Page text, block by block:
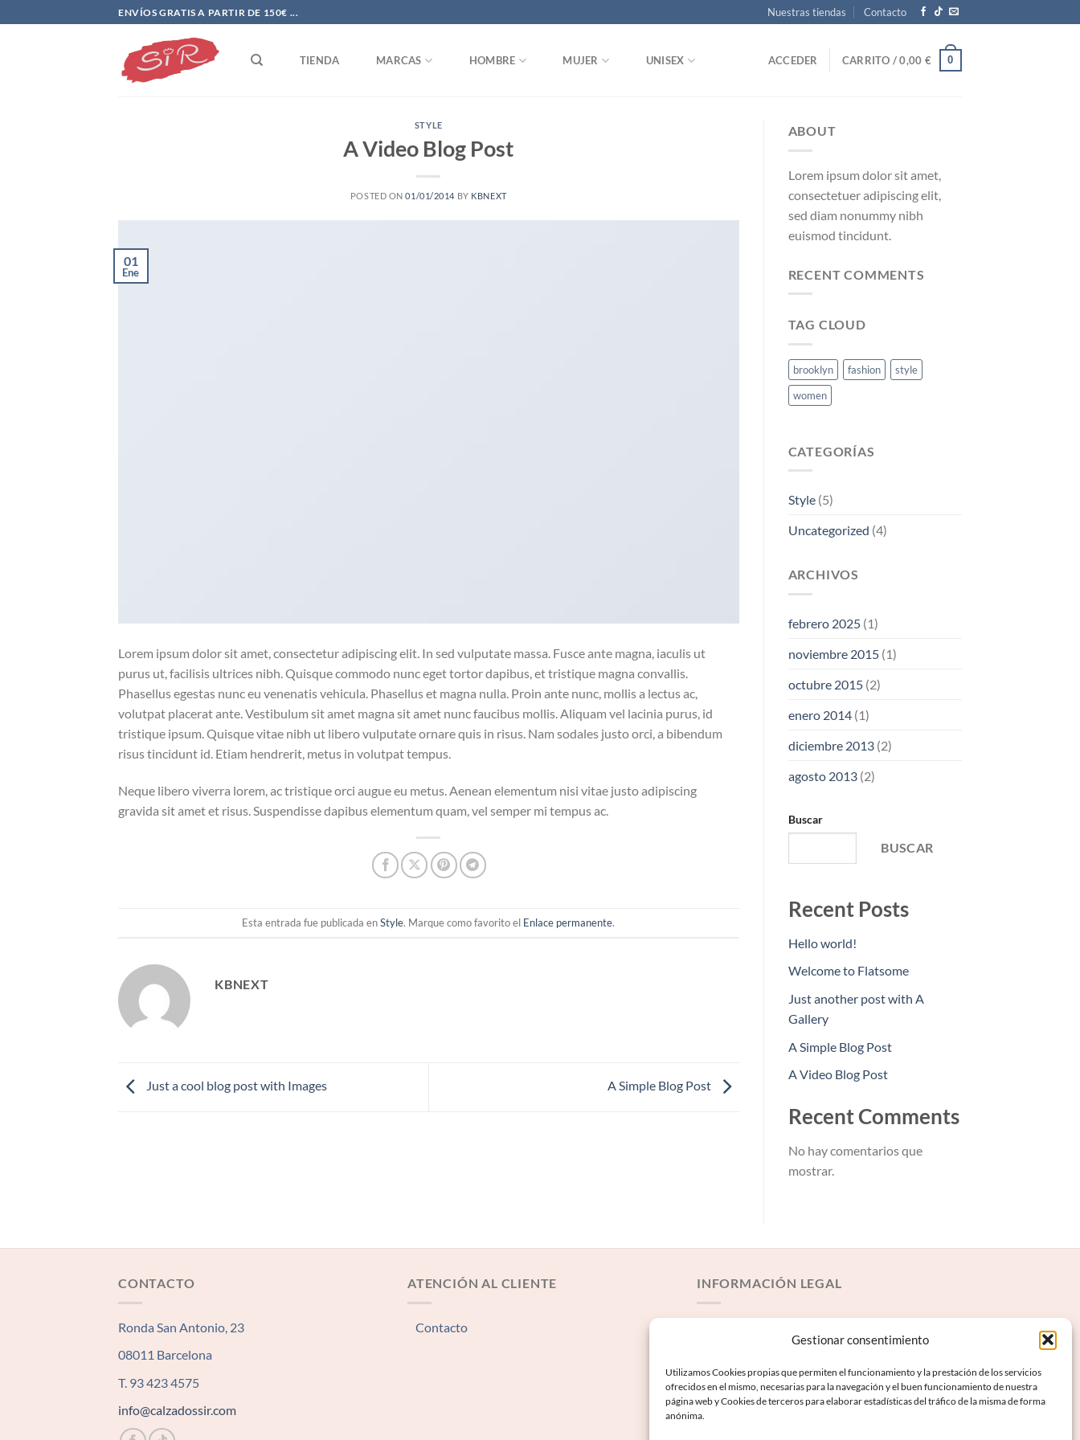
Gestionar consentimiento
Utilizamos Cookies propias que permiten el funcionamiento y la prestación de los servicios
ofrecidos en el mismo, necesarias para la navegación y el buen funcionamiento de nuestra
página web y Cookies de terceros para elaborar estadísticas del tráfico de la misma de forma
anónima.
al
ENVÍOS GRATIS A PARTIR DE 150€ ... Nuestras tiendas Contacto
TIENDA MARCAS HOMBRE MUJER UNISEX ACCEDER CARRITO /0,00 € 0
STYLE
A Video Blog Post
POSTED ON01/01/2014 BY KBNEXT
01
Ene
Lorem ipsum dolor sit amet, consectetur adipiscing elit. In sed vulputate massa. Fusce ante magna, iaculis ut
purus ut, facilisis ultrices nibh. Quisque commodo nunc eget tortor dapibus, et tristique magna convallis.
Phasellus egestas nunc eu venenatis vehicula. Phasellus et magna nulla. Proin ante nunc, mollis a lectus ac,
volutpat placerat ante. Vestibulum sit amet magna sit amet nunc faucibus mollis. Aliquam vel lacinia purus, id
tristique ipsum. Quisque vitae nibh ut libero vulputate ornare quis in risus. Nam sodales justo orci, a bibendum
risus tincidunt id. Etiam hendrerit, metus in volutpat tempus.
Neque libero viverra lorem, ac tristique orci augue eu metus. Aenean elementum nisi vitae justo adipiscing
gravida sit amet et risus. Suspendisse dapibus elementum quam, vel semper mi tempus ac.
Esta entrada fue publicada enStyle. Marque como favorito el Enlace permanente.
KBNEXT
Just a cool blog post with Images A Simple Blog Post
ABOUT
Lorem ipsum dolor sit amet,
consectetuer adipiscing elit,
sed diam nonummy nibh
euismod tincidunt.
RECENT COMMENTS
TAG CLOUD
brooklyn fashion
style
women
CATEGORÍAS
Style(5)
Uncategorized (4)
ARCHIVOS
febrero 2025(1)
noviembre 2015(1)
octubre 2015(2)
enero 2014(1)
diciembre 2013(2)
agosto 2013(2)
Buscar
BUSCAR
Recent Posts
Hello world!
Welcome to Flatsome
Just another post with A
Gallery
A Simple Blog Post
A Video Blog Post
Recent Comments
No hay comentarios que
mostrar.
CONTACTO
Ronda San Antonio, 23
08011 Barcelona
T. 93 423 4575
info@calzadossir.com
ATENCIÓN AL CLIENTE
Contacto
INFORMACIÓN LEGAL
Política de Privacidad
Política de Cookies